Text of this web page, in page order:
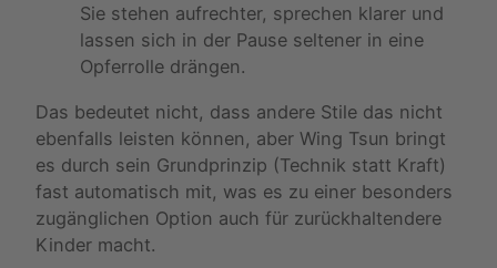
Sie stehen aufrechter, sprechen klarer und
lassen sich in der Pause seltener in eine
Opferrolle drängen.
Das bedeutet nicht, dass andere Stile das nicht
ebenfalls leisten können, aber Wing Tsun bringt
es durch sein Grundprinzip (Technik statt Kraft)
fast automatisch mit, was es zu einer besonders
zugänglichen Option auch für zurückhaltendere
Kinder macht.